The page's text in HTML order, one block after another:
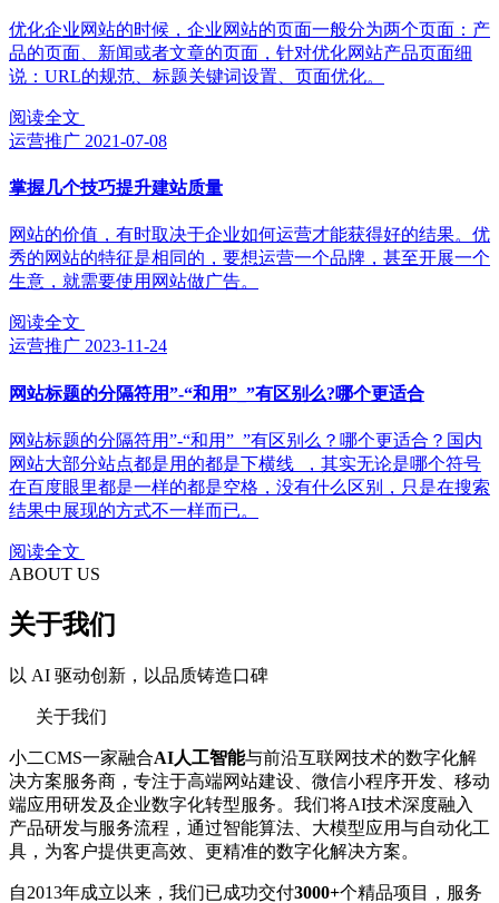
优化企业网站的时候，企业网站的页面一般分为两个页面：产
品的页面、新闻或者文章的页面，针对优化网站产品页面细
说：URL的规范、标题关键词设置、页面优化。
阅读全文
运营推广 2021-07-08
掌握几个技巧提升建站质量
网站的价值，有时取决于企业如何运营才能获得好的结果。优
秀的网站的特征是相同的，要想运营一个品牌，甚至开展一个
生意，就需要使用网站做广告。
阅读全文
运营推广 2023-11-24
网站标题的分隔符用”-“和用”_”有区别么?哪个更适合
网站标题的分隔符用”-“和用”_”有区别么？哪个更适合？国内
网站大部分站点都是用的都是下横线_，其实无论是哪个符号
在百度眼里都是一样的都是空格，没有什么区别，只是在搜索
结果中展现的方式不一样而已。
阅读全文
ABOUT US
关于我们
以 AI 驱动创新，以品质铸造口碑
关于我们
小二CMS一家融合AI人工智能与前沿互联网技术的数字化解
决方案服务商，专注于高端网站建设、微信小程序开发、移动
端应用研发及企业数字化转型服务。我们将AI技术深度融入
产品研发与服务流程，通过智能算法、大模型应用与自动化工
具，为客户提供更高效、更精准的数字化解决方案。
自2013年成立以来，我们已成功交付3000+个精品项目，服务